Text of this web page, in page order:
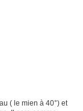
( le mien à 40°) et